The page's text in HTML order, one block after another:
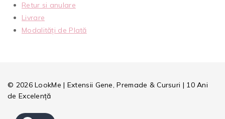
Retur si anulare
Livrare
Modalități de Plată
© 2026 LookMe | Extensii Gene, Premade & Cursuri | 10 Ani
de Excelență